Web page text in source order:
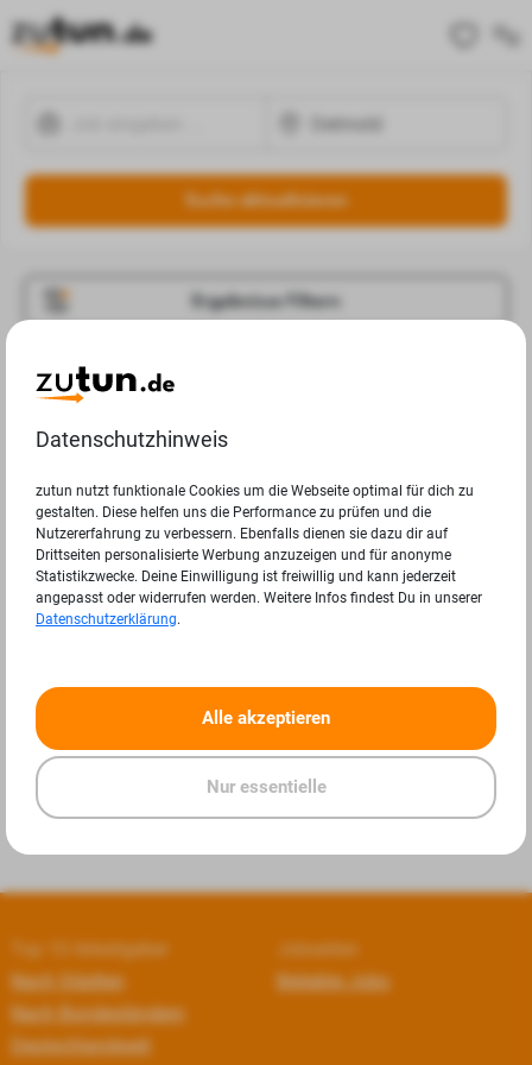
Suche aktualisieren
Ergebnisse Filtern
Jobangebote
Ergebnisse.
« »
Top 10 Arbeitgeber
Nach Städten
Nach Bundesländern
Deutschlandweit
Jobseiten
Beliebte Jobs
Datenschutzhinweis
zutun nutzt funktionale Cookies um die Webseite optimal für dich zu
gestalten. Diese helfen uns die Performance zu prüfen und die
Nutzererfahrung zu verbessern. Ebenfalls dienen sie dazu dir auf
Drittseiten personalisierte Werbung anzuzeigen und für anonyme
Statistikzwecke. Deine Einwilligung ist freiwillig und kann jederzeit
angepasst oder widerrufen werden. Weitere Infos findest Du in unserer
Datenschutzerklärung.
Alle akzeptieren
Nur essentielle